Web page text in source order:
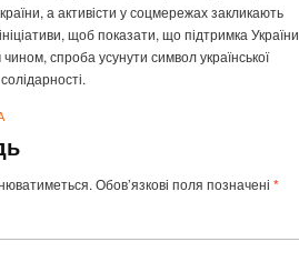
а активісти у соцмережах закликають
щоб показати, що підтримка України
спроба усунути символ української
Обов’язкові поля позначені *